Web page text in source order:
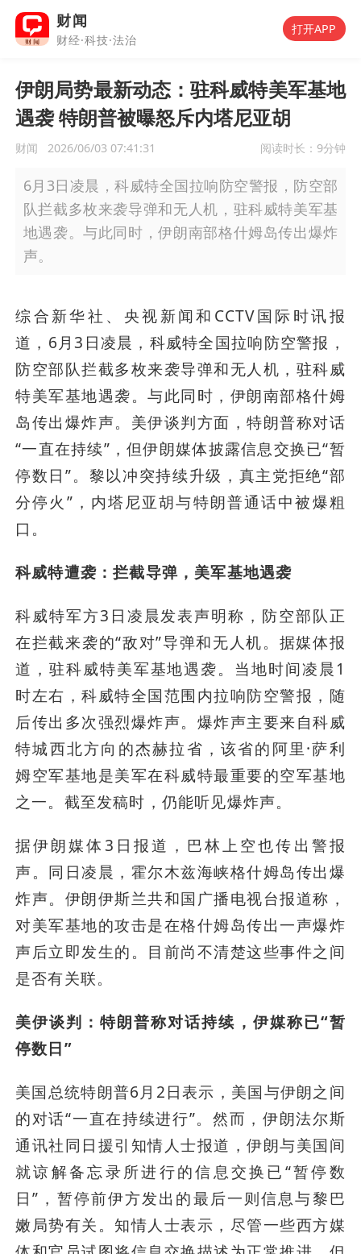
财闻
财经·科技·法治
打开APP
伊朗局势最新动态：驻科威特美军基地
遇袭 特朗普被曝怒斥内塔尼亚胡
财闻 2026/06/03 07:41:31 阅读时长： 9分钟
6月3日凌晨，科威特全国拉响防空警报，防空部
队拦截多枚来袭导弹和无人机，驻科威特美军基
地遇袭。与此同时，伊朗南部格什姆岛传出爆炸
声。
综合新华社、央视新闻和CCTV国际时讯报
道，6月3日凌晨，科威特全国拉响防空警报，
防空部队拦截多枚来袭导弹和无人机，驻科威
特美军基地遇袭。与此同时，伊朗南部格什姆
岛传出爆炸声。美伊谈判方面，特朗普称对话
“一直在持续”，但伊朗媒体披露信息交换已“暂
停数日”。黎以冲突持续升级，真主党拒绝“部
分停火”，内塔尼亚胡与特朗普通话中被爆粗
口。
科威特遭袭：拦截导弹，美军基地遇袭
科威特军方3日凌晨发表声明称，防空部队正
在拦截来袭的“敌对”导弹和无人机。据媒体报
道，驻科威特美军基地遇袭。当地时间凌晨1
时左右，科威特全国范围内拉响防空警报，随
后传出多次强烈爆炸声。爆炸声主要来自科威
特城西北方向的杰赫拉省，该省的阿里·萨利
姆空军基地是美军在科威特最重要的空军基地
之一。截至发稿时，仍能听见爆炸声。
据伊朗媒体3日报道，巴林上空也传出警报
声。同日凌晨，霍尔木兹海峡格什姆岛传出爆
炸声。伊朗伊斯兰共和国广播电视台报道称，
对美军基地的攻击是在格什姆岛传出一声爆炸
声后立即发生的。目前尚不清楚这些事件之间
是否有关联。
美伊谈判：特朗普称对话持续，伊媒称已“暂
停数日”
美国总统特朗普6月2日表示，美国与伊朗之间
的对话“一直在持续进行”。然而，伊朗法尔斯
通讯社同日援引知情人士报道，伊朗与美国间
就谅解备忘录所进行的信息交换已“暂停数
日”，暂停前伊方发出的最后一则信息与黎巴
嫩局势有关。知情人士表示，尽管一些西方媒